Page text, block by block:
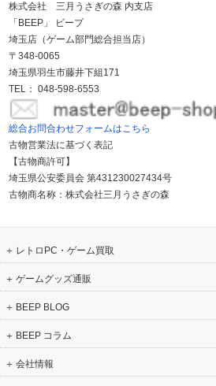
株式会社 三月うさぎの森 内支店
「BEEP」 ビープ
埼玉店（ゲーム部門総合担当店）
〒348-0065
埼玉県羽生市藤井下組171
TEL： 048-598-6553
総合お問合わせフォームはこちら
古物営業法に基づく表記
【古物商許可】
埼玉県公安委員会 第431230027434号
古物商名称：株式会社三月うさぎの森
レトロPC・ゲーム買取
ゲームグッズ通販
BEEP BLOG
BEEP コラム
会社情報